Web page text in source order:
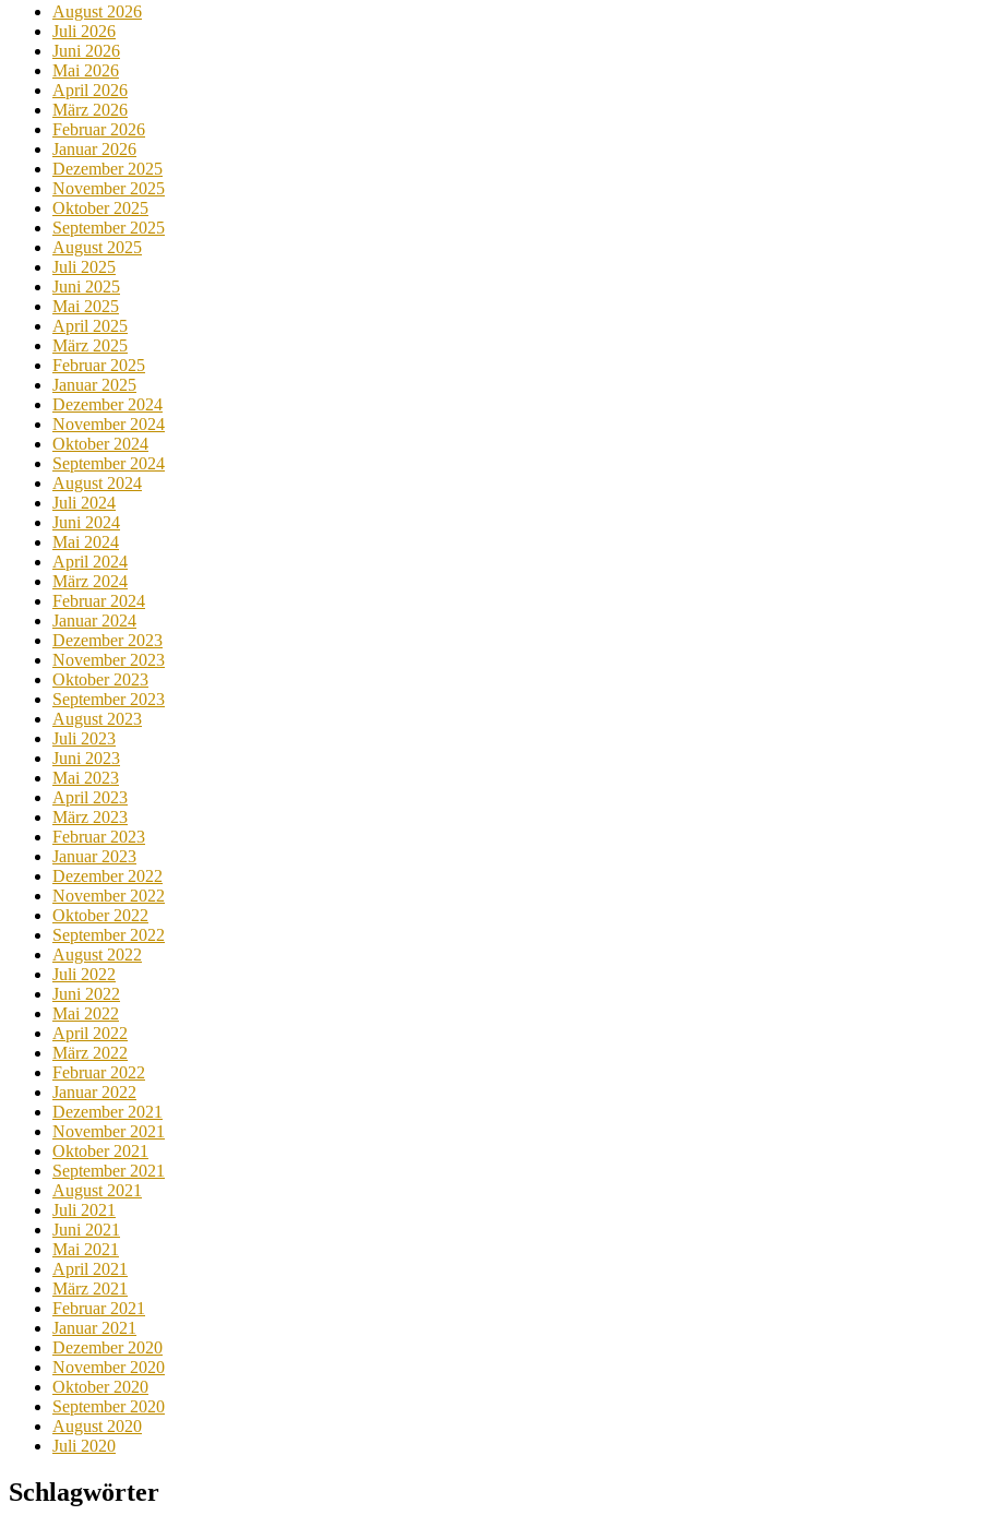
August 2026
Juli 2026
Juni 2026
Mai 2026
April 2026
März 2026
Februar 2026
Januar 2026
Dezember 2025
November 2025
Oktober 2025
September 2025
August 2025
Juli 2025
Juni 2025
Mai 2025
April 2025
März 2025
Februar 2025
Januar 2025
Dezember 2024
November 2024
Oktober 2024
September 2024
August 2024
Juli 2024
Juni 2024
Mai 2024
April 2024
März 2024
Februar 2024
Januar 2024
Dezember 2023
November 2023
Oktober 2023
September 2023
August 2023
Juli 2023
Juni 2023
Mai 2023
April 2023
März 2023
Februar 2023
Januar 2023
Dezember 2022
November 2022
Oktober 2022
September 2022
August 2022
Juli 2022
Juni 2022
Mai 2022
April 2022
März 2022
Februar 2022
Januar 2022
Dezember 2021
November 2021
Oktober 2021
September 2021
August 2021
Juli 2021
Juni 2021
Mai 2021
April 2021
März 2021
Februar 2021
Januar 2021
Dezember 2020
November 2020
Oktober 2020
September 2020
August 2020
Juli 2020
Schlagwörter